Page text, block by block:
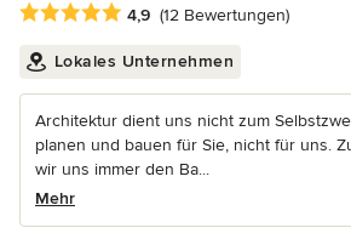
Durchschnittliche Bewertung: 4.9 von 5
4,9 (12 Bewertungen)
Lokales Unternehmen
Architektur dient uns nicht zum
planen und bauen für Sie, nicht für uns.
wir uns immer den Ba...
Mehr